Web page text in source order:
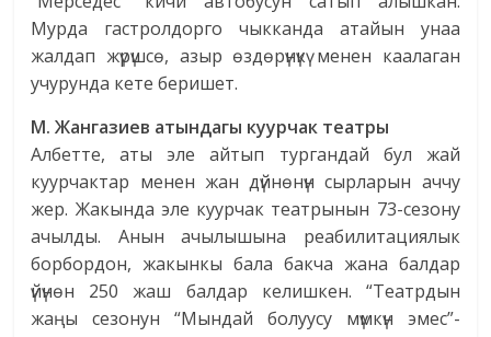
Мурда гастролдорго чыкканда атайын унаа
жалдап жүрүшсө, азыр өздөрүнүкү менен каалаган
учурунда кете беришет.
М. Жангазиев атындагы куурчак театры
Албетте, аты эле айтып тургандай бул жай
куурчактар менен жан дүйнөнүн сырларын аччу
жер. Жакында эле куурчак театрынын 73-сезону
ачылды. Анын ачылышына реабилитациялык
борбордон, жакынкы бала бакча жана балдар
үйүнөн 250 жаш балдар келишкен. “Театрдын
жаңы сезонун “Мындай болуусу мүмкүн эмес”-